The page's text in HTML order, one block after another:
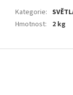
Kategorie:
Hmotnost: 2 kg